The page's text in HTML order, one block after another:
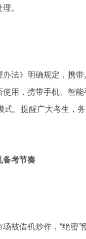
。
》明确规定，携带
用，携带手机、智
式‌‌。提醒广大考生，‌
备考节奏
借机炒作，“绝密”